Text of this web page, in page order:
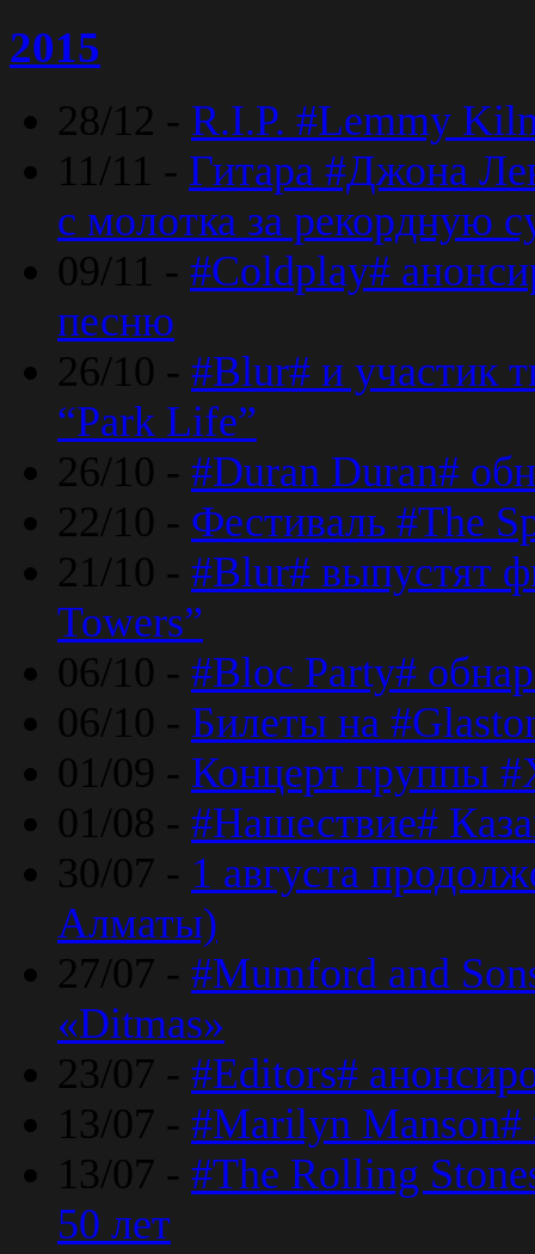
2015
28/12 - R.I.P. #Lemmy
11/11 - Гитара #Джона
с молотка за рекордную
09/11 - #Coldplay#
песню
26/10 - #Blur# и участик
“Park Life”
26/10 - #Duran Duran#
22/10 - Фестиваль #The
21/10 - #Blur# выпустят
Towers”
06/10 - #Bloc Party#
06/10 - Билеты на
01/09 - Концерт группы
01/08 - #Нашествие#
30/07 - 1 августа
Алматы)
27/07 - #Mumford and
«Ditmas»
23/07 - #Editors#
13/07 - #Marilyn Manson#
13/07 - #The Rolling
50 лет